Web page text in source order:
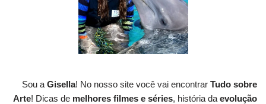
Sou a Gisella! No nosso site você vai encontrar Tudo sobre
Arte! Dicas de melhores filmes e séries, história da evolução